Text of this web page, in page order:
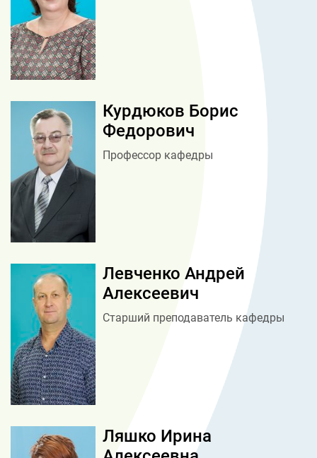
Курдюков Борис
Федорович
Профессор кафедры
Левченко Андрей
Алексеевич
Старший преподаватель кафедры
Ляшко Ирина